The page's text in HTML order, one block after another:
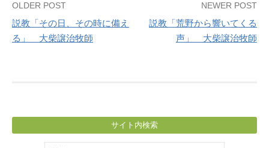
Post
navigation
OLDER POST
説教「その日、その時に備え
る」 大柴譲治牧師
NEWER POST
説教「荒野から響いてくる
声」 大柴譲治牧師
サイト内検索
検